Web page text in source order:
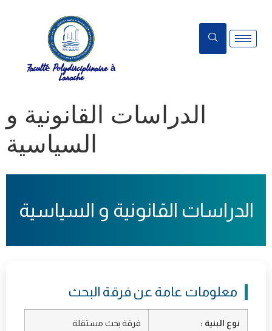
Faculté Polydisciplinaire à
Larache
الدراسات القانونية و
السياسية
الدراسات القانونية و السياسية
معلومات عامة عن فرقة البحث
نوع البنية : فرقة بحث مستقلة